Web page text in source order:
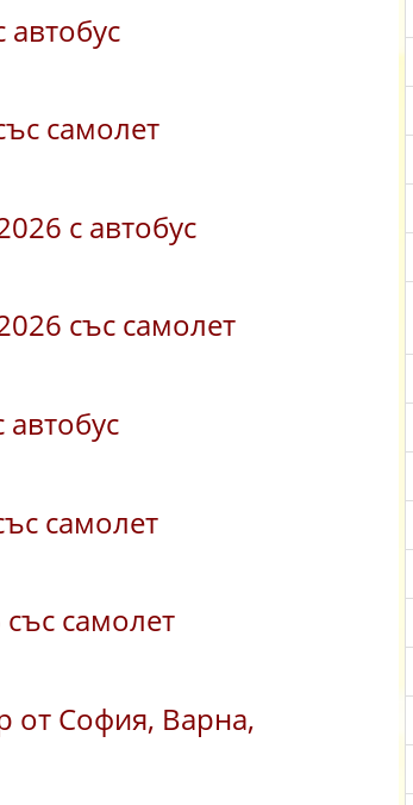
самолет
с автобус
със самолет
самолет
самолет
от София, Варна,